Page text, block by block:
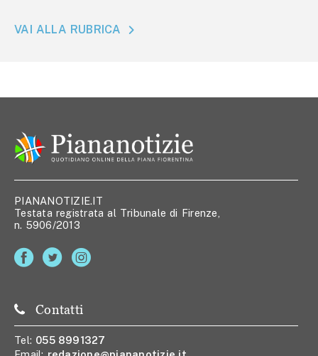
VAI ALLA RUBRICA
PIANANOTIZIE.IT
Testata registrata al Tribunale di Firenze,
n. 5906/2013
Contatti
Tel: 055 8991327